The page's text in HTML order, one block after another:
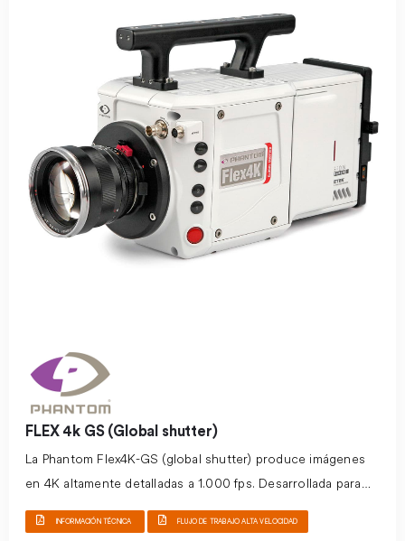
con la eficiencia de un sistema de transmisión en vivo.
Los clientes pueden grabar en cámara para la
postproducción, el acabado o los efectos de cámara
lenta, mientras que simultáneamente transmiten
señales HD o UHD en vivo a una instalación broadcast,
pantallas de escenario o un canal de medios sociales
utilizando entornos de producción estándar como OB
vans o estudios.
FLEX 4k GS (Global shutter)
La Phantom Flex4K-GS (global shutter) produce imágenes
en 4K altamente detalladas a 1.000 fps. Desarrollada para
aplicaciones de investigación científica para ofrecer
imágenes de resolución 4K sin distorsión. El sistema de
INFORMACIÓN TÉCNICA FLUJO DE TRABAJO ALTA VELOCIDAD